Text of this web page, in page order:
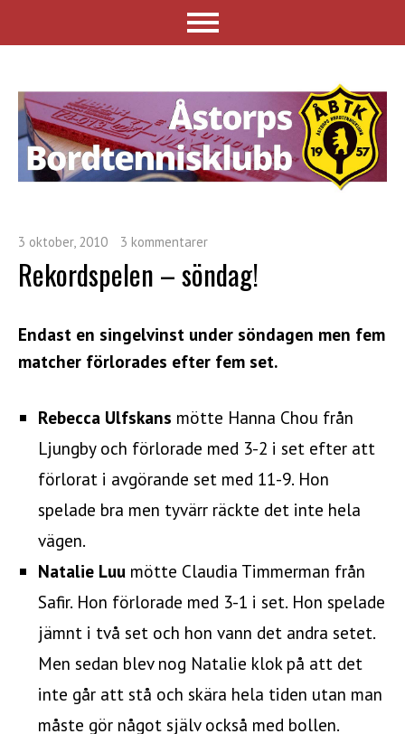
3 oktober, 2010 3 kommentarer
Rekordspelen – söndag!
Endast en singelvinst under söndagen men fem
matcher förlorades efter fem set.
Rebecca Ulfskans mötte Hanna Chou från
Ljungby och förlorade med 3-2 i set efter att
förlorat i avgörande set med 11-9. Hon
spelade bra men tyvärr räckte det inte hela
vägen.
Natalie Luu mötte Claudia Timmerman från
Safir. Hon förlorade med 3-1 i set. Hon spelade
jämnt i två set och hon vann det andra setet.
Men sedan blev nog Natalie klok på att det
inte går att stå och skära hela tiden utan man
måste gör något själv också med bollen.